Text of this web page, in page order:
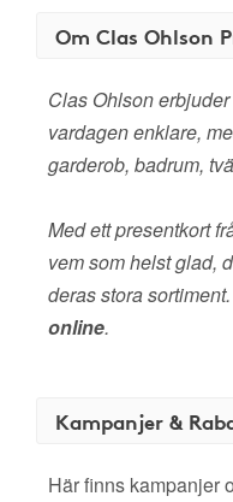
Om Clas Ohlson
Clas Ohlson
vardagen enklare,
garderob, badrum,
Med ett presentkort
vem som helst glad,
deras stora sortiment.
online.
Kampanjer &
Här finns kampanjer